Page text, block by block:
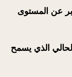
عن المستوى
الذي يسمح